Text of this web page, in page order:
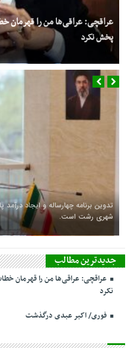
عراقچی: عراقی‌ها من را قهرمان
پخش نکرد
تدوین برنامه چهارساله و ایجاد درآمد
شهری رشت است.
جدیدترین مطالب
عراقچی: عراقی‌ها من را قهرمان
نکرد
فوری/ اکبر عبدی درگذشت